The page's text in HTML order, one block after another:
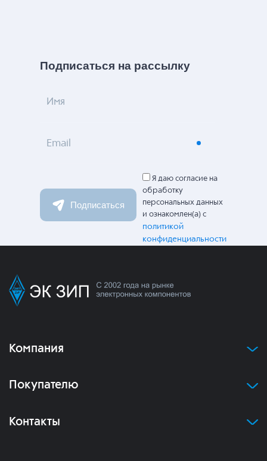
Подписаться на рассылку
Имя
Email
Подписаться
Я даю согласие на
обработку
персональных данных
и ознакомлен(а) с
политикой
конфиденциальности
Компания
Покупателю
Контакты